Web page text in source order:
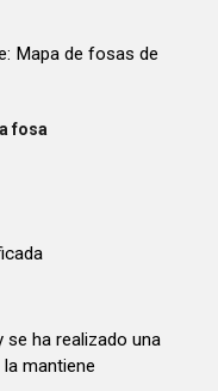
Mapa de fosas de
fosa
se ha realizado una
mantiene